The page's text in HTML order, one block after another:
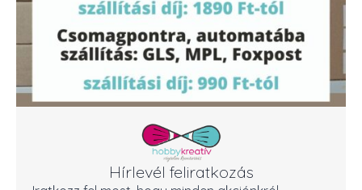
Hírlevél feliratkozás